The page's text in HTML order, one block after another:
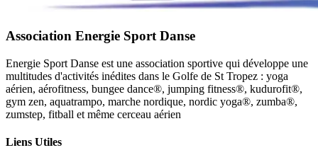
Association Energie Sport Danse
Energie Sport Danse est une association sportive qui développe une
multitudes d'activités inédites dans le Golfe de St Tropez : yoga
aérien, aérofitness, bungee dance®, jumping fitness®, kudurofit®,
gym zen, aquatrampo, marche nordique, nordic yoga®, zumba®,
zumstep, fitball et même cerceau aérien
Liens Utiles